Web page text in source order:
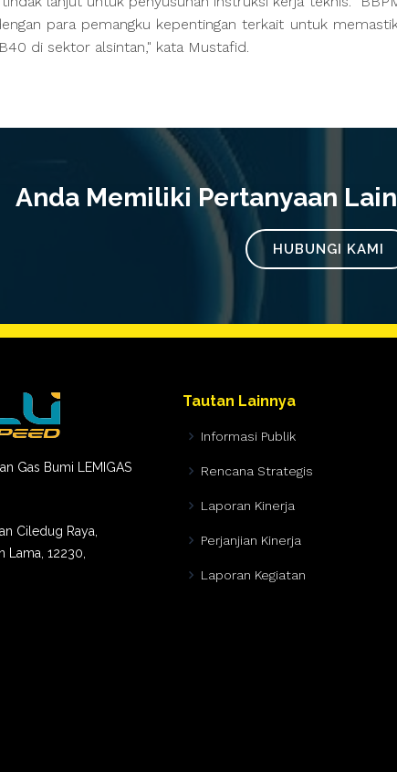
para pemangku kepentingan terkait untuk
di sektor alsintan," kata Mustafid.
Anda Memiliki Pertanyaan
HUBUNGI KAMI
Gas Bumi LEMIGAS
Ciledug Raya,
Lama, 12230,
Tautan Lainnya
Informasi Publik
Rencana Strategis
Laporan Kinerja
Perjanjian Kinerja
Laporan Kegiatan